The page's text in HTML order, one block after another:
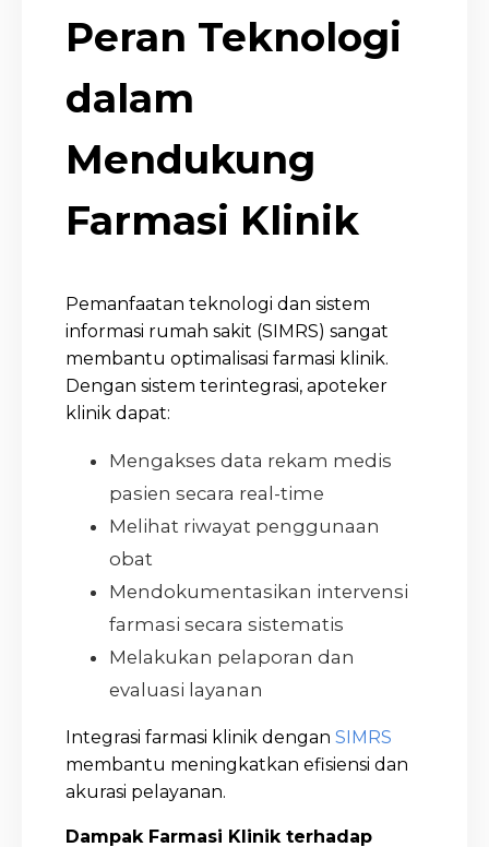
Peran Teknologi
dalam
Mendukung
Farmasi Klinik
Pemanfaatan teknologi dan sistem
informasi rumah sakit (SIMRS) sangat
membantu optimalisasi farmasi klinik.
Dengan sistem terintegrasi, apoteker
klinik dapat:
Mengakses data rekam medis
pasien secara real-time
Melihat riwayat penggunaan
obat
Mendokumentasikan intervensi
farmasi secara sistematis
Melakukan pelaporan dan
evaluasi layanan
Integrasi farmasi klinik dengan SIMRS
membantu meningkatkan efisiensi dan
akurasi pelayanan.
Dampak Farmasi Klinik terhadap